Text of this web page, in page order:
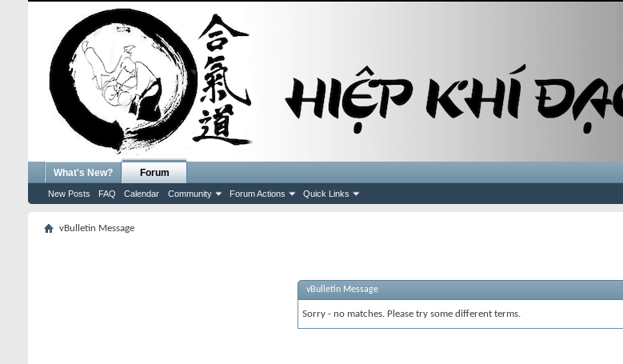
What's New? Forum
New Posts FAQ Calendar Community Forum Actions Quick Links
vBulletin Message
vBulletin Message
Sorry - no matches. Please try some different terms.